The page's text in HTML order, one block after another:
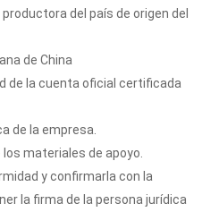
del país de origen del
de China
de la cuenta oficial certificada
de la empresa.
materiales de apoyo.
y confirmarla con la
la firma de la persona jurídica